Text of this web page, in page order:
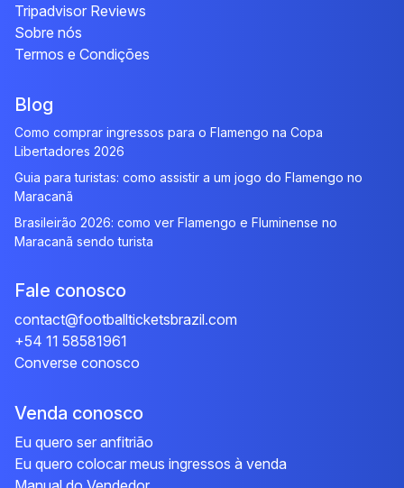
Tripadvisor Reviews
Sobre nós
Termos e Condições
Blog
Como comprar ingressos para o Flamengo na Copa
Libertadores 2026
Guia para turistas: como assistir a um jogo do Flamengo no
Maracanã
Brasileirão 2026: como ver Flamengo e Fluminense no
Maracanã sendo turista
Fale conosco
contact@footballticketsbrazil.com
+54 11 58581961
Converse conosco
Venda conosco
Eu quero ser anfitrião
Eu quero colocar meus ingressos à venda